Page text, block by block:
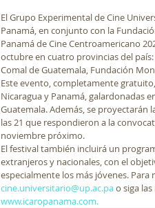
El Grupo Experimental de Cine
Panamá, en conjunto con la
Panamá de Cine Centroamericano
octubre en cuatro provincias del
Comal de Guatemala, Fundación
Este evento, completamente
Nicaragua y Panamá, galardonadas
Guatemala. Además, se proyectarán
las 21 que respondieron a la
noviembre próximo.
El festival también incluirá un
extranjeros y nacionales, con el
especialmente los más jóvenes.
cine.universitario@up.ac.pa o siga
www.icaropanama.com.